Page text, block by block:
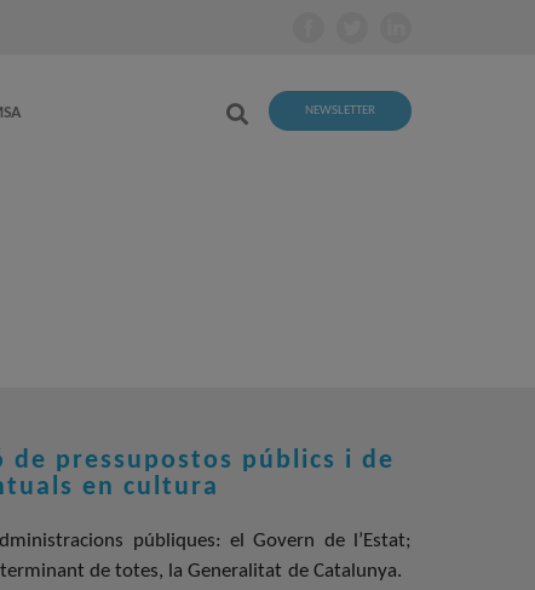
NEWSLETTER
pressupostos públics i de
en cultura
públiques: el Govern de l’Estat;
de totes, la Generalitat de Catalunya.